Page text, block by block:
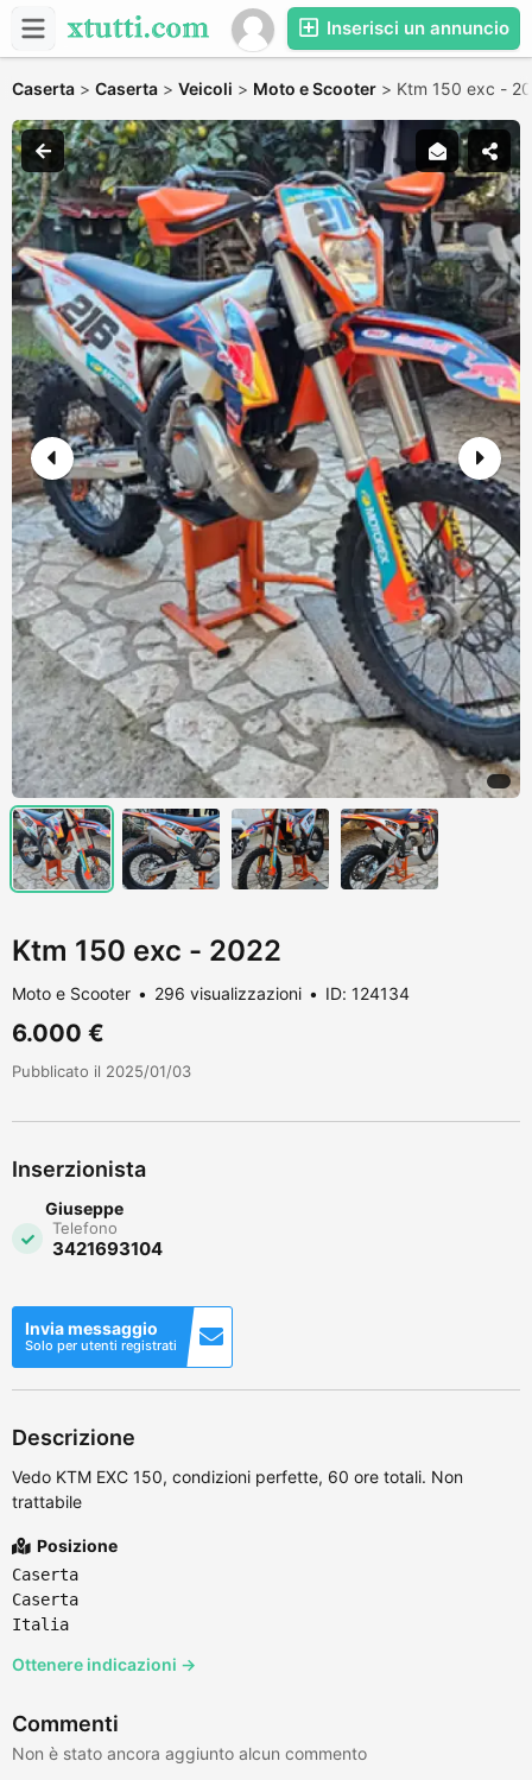
Inserisci un annuncio
Caserta > Caserta > Veicoli > Moto e Scooter > Ktm 150 exc -
Ktm 150 exc - 2022
Moto e Scooter 296 visualizzazioni ID: 124134
6.000 €
Pubblicato il 2025/01/03
Inserzionista
Giuseppe
Telefono
3421693104
Invia messaggio
Solo per utenti registrati
Descrizione
Vedo KTM EXC 150, condizioni perfette, 60 ore totali. Non
trattabile
Posizione
Caserta
Caserta
Italia
Ottenere indicazioni →
Commenti
Non è stato ancora aggiunto alcun commento